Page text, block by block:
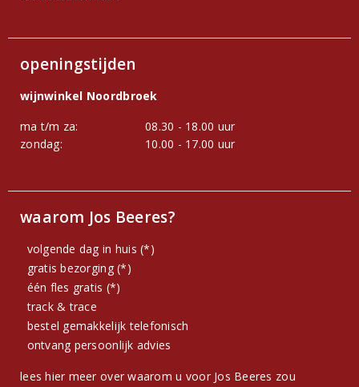
openingstijden
wijnwinkel Noordbroek
ma t/m za:
08.30 - 18.00 uur
zondag:
10.00 - 17.00 uur
waarom Jos Beeres?
volgende dag in huis (*)
gratis bezorging (*)
één fles gratis (*)
track & trace
bestel gemakkelijk telefonisch
ontvang persoonlijk advies
lees hier meer over waarom u voor Jos Beeres zou